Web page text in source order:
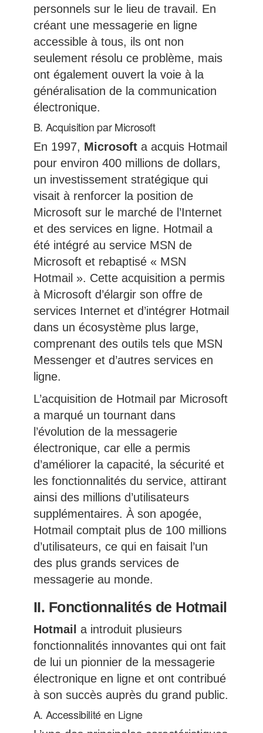
personnels sur le lieu de travail. En
créant une messagerie en ligne
accessible à tous, ils ont non
seulement résolu ce problème, mais
ont également ouvert la voie à la
généralisation de la communication
électronique.
B. Acquisition par Microsoft
En 1997, Microsofta acquis Hotmail
pour environ 400 millions de dollars,
un investissement stratégique qui
visait à renforcer la position de
Microsoft sur le marché de l’Internet
et des services en ligne. Hotmail a
été intégré au service MSN de
Microsoft et rebaptisé « MSN
Hotmail ». Cette acquisition a permis
à Microsoft d’élargir son offre de
services Internet et d’intégrer Hotmail
dans un écosystème plus large,
comprenant des outils tels que MSN
Messenger et d’autres services en
ligne.
L’acquisition de Hotmail par Microsoft
a marqué un tournant dans
l’évolution de la messagerie
électronique, car elle a permis
d’améliorer la capacité, la sécurité et
les fonctionnalités du service, attirant
ainsi des millions d’utilisateurs
supplémentaires. À son apogée,
Hotmail comptait plus de 100 millions
d’utilisateurs, ce qui en faisait l’un
des plus grands services de
messagerie au monde.
II. Fonctionnalités de Hotmail
Hotmail a introduit plusieurs
fonctionnalités innovantes qui ont fait
de lui un pionnier de la messagerie
électronique en ligne et ont contribué
à son succès auprès du grand public.
A. Accessibilité en Ligne